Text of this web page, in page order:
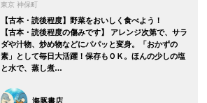
東京 神保町
【古本・読後程度】野菜をおいしく食べよう！
【古本・読後程度の傷みです】 アレンジ次第で、サラ
ダや汁物、炒め物などにパパッと変身。「おかずの
素」として毎日大活躍！保存もＯＫ。ほんの少しの塩
と水で、蒸し煮…
海豚書店